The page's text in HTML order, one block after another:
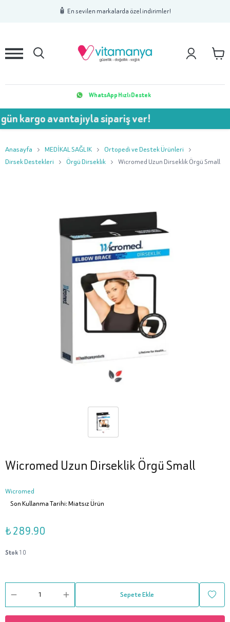
🧴 En sevilen markalarda özel indirimler!
2 3
WhatsApp Hızlı Destek
kargo avantajıyla sipariş ver!
Anasayfa MEDİKAL SAĞLIK
Ortopedi ve Destek Ürünleri
Dirsek Destekleri
Örgü Dirseklik Wicromed Uzun Dirseklik Örgü Small
Wicromed Uzun Dirseklik Örgü Small
Wicromed
Son Kullanma Tarihi: Miatsız Ürün
₺ 289.90
Stok10
Sepete Ekle